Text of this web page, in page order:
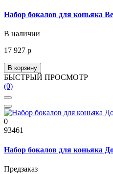
Набор бокалов для коньяка
В наличии
17 927 р
В корзину
БЫСТРЫЙ ПРОСМОТР
(0)
0
93461
Набор бокалов для коньяка
Предзаказ